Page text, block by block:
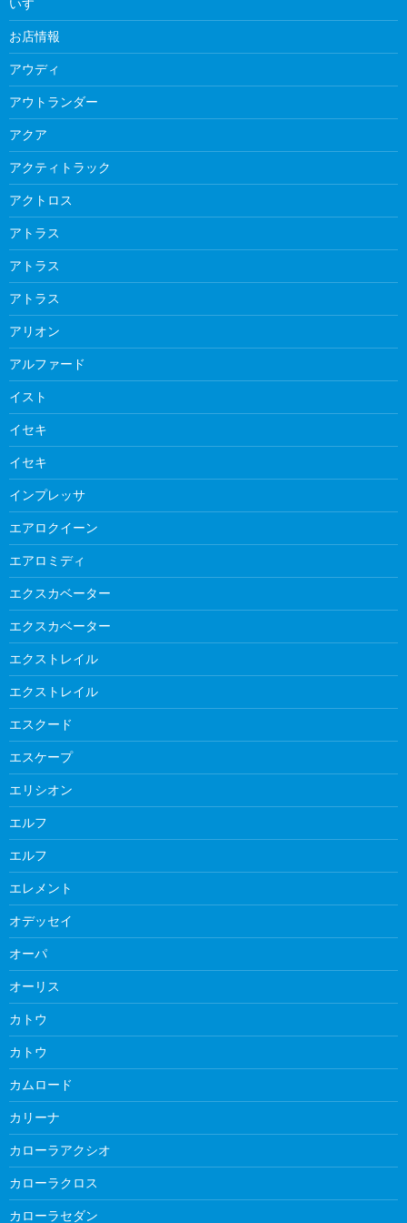
いすゞ
お店情報
アウディ
アウトランダー
アクア
アクティトラック
アクトロス
アトラス
アトラス
アトラス
アリオン
アルファード
イスト
イセキ
イセキ
インプレッサ
エアロクイーン
エアロミディ
エクスカベーター
エクスカベーター
エクストレイル
エクストレイル
エスクード
エスケープ
エリシオン
エルフ
エルフ
エレメント
オデッセイ
オーパ
オーリス
カトウ
カトウ
カムロード
カリーナ
カローラアクシオ
カローラクロス
カローラセダン